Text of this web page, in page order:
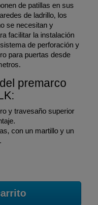
de patillas en sus
de ladrillo, los
se necesitan y
facilitar la instalación
de perforación y
para puertas desde
premarco
y travesaño superior
con un martillo y un